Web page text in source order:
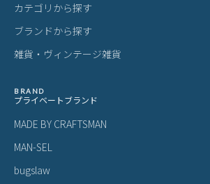
カテゴリから探す
ブランドから探す
雑貨・ヴィンテージ雑貨
BRAND
プライベートブランド
MADE BY CRAFTSMAN
MAN-SEL
bugslaw